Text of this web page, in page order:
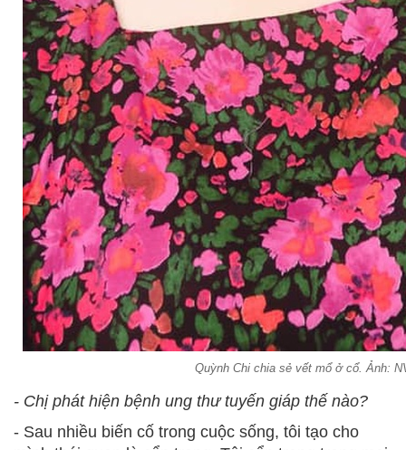
Quỳnh Chi chia sẻ vết mổ ở cổ. Ảnh:
- Chị phát hiện bệnh ung thư tuyến giáp thế nào?
- Sau nhiều biến cố trong cuộc sống, tôi tạo cho